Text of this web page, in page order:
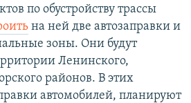
по обустройству трассы
на ней две автозаправки и
зоны. Они будут
Ленинского,
районов. В этих
автомобилей, планируют